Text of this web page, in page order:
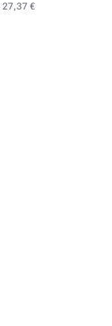
27,37 €